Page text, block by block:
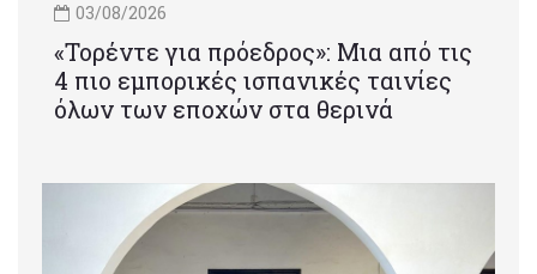
03/08/2026
«Τορέντε για πρόεδρος»: Mια από τις
4 πιο εμπορικές ισπανικές ταινίες
όλων των εποχών στα θερινά